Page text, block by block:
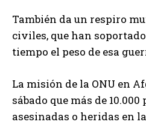
También da un respiro
civiles, que han
tiempo el peso de esa
La misión de la ONU en
sábado que más de
asesinadas o heridas en